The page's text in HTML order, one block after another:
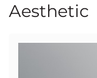
Aesthetic